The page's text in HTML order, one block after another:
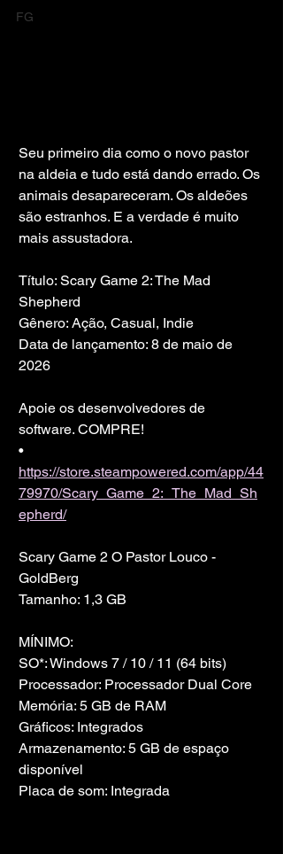
FG
Seu primeiro dia como o novo pastor
na aldeia e tudo está dando errado. Os
animais desapareceram. Os aldeões
são estranhos. E a verdade é muito
mais assustadora.
Título: Scary Game 2: The Mad
Shepherd
Gênero: Ação, Casual, Indie
Data de lançamento: 8 de maio de
2026
Apoie os desenvolvedores de
software. COMPRE!
•
https://store.steampowered.com/app/44
79970/Scary_Game_2:_The_Mad_Sh
epherd/
Scary Game 2 O Pastor Louco -
GoldBerg
Tamanho: 1,3 GB
MÍNIMO:
SO*: Windows 7 / 10 / 11 (64 bits)
Processador: Processador Dual Core
Memória: 5 GB de RAM
Gráficos: Integrados
Armazenamento: 5 GB de espaço
disponível
Placa de som: Integrada